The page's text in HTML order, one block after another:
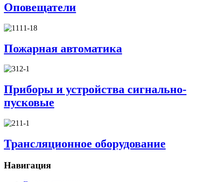
Оповещатели
Пожарная автоматика
Приборы и устройства сигнально-
пусковые
Трансляционное оборудование
Навигация